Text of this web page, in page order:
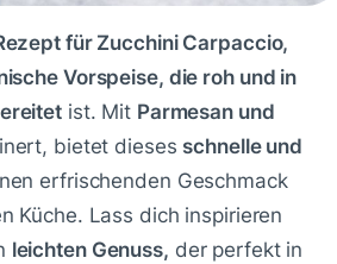
für Zucchini Carpaccio,
Vorspeise, die roh und in
ist. Mit Parmesan und
bietet dieses schnelle und
erfrischenden Geschmack
Küche. Lass dich inspirieren
leichten Genuss, der perfekt in